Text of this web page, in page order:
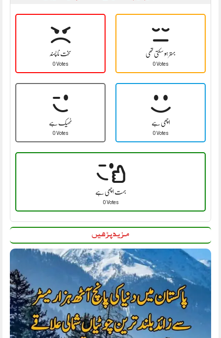
سخت نا پسند
0 Votes
بہتر ہو سکتی تھی
0 Votes
ٹھیک ہے
0 Votes
اچھی ہے
0 Votes
بہت اچھی ہے
0 Votes
مزید پڑھیں